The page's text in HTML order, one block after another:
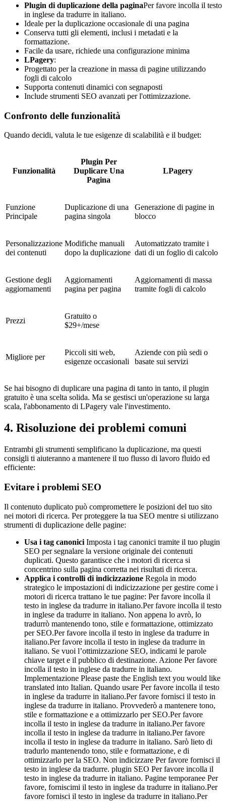
Plugin di duplicazione della paginaPer favore incolla il testo
in inglese da tradurre in italiano.
Ideale per la duplicazione occasionale di una pagina
Conserva tutti gli elementi, inclusi i metadati e la
formattazione.
Facile da usare, richiede una configurazione minima
LPagery:
Progettato per la creazione in massa di pagine utilizzando
fogli di calcolo
Supporta contenuti dinamici con segnaposti
Include strumenti SEO avanzati per l'ottimizzazione.
Confronto delle funzionalità
Quando decidi, valuta le tue esigenze di scalabilità e il budget:
Funzionalità
Plugin Per
Duplicare Una
Pagina
LPagery
Funzione
Principale
Duplicazione di una
pagina singola
Generazione di pagine in
blocco
Personalizzazione
dei contenuti
Modifiche manuali
dopo la duplicazione
Automatizzato tramite i
dati di un foglio di calcolo
Gestione degli
aggiornamenti
Aggiornamenti
pagina per pagina
Aggiornamenti di massa
tramite fogli di calcolo
Prezzi
Gratuito o
$29+/mese
Migliore per
Piccoli siti web,
esigenze occasionali
Aziende con più sedi o
basate sui servizi
Se hai bisogno di duplicare una pagina di tanto in tanto, il plugin
gratuito è una scelta solida. Ma se gestisci un'operazione su larga
scala, l'abbonamento di LPagery vale l'investimento.
4. Risoluzione dei problemi comuni
Entrambi gli strumenti semplificano la duplicazione, ma questi
consigli ti aiuteranno a mantenere il tuo flusso di lavoro fluido ed
efficiente:
Evitare i problemi SEO
Il contenuto duplicato può compromettere le posizioni del tuo sito
nei motori di ricerca. Per proteggere la tua SEO mentre si utilizzano
strumenti di duplicazione delle pagine:
Usa i tag canonici Imposta i tag canonici tramite il tuo plugin
SEO per segnalare la versione originale dei contenuti
duplicati. Questo garantisce che i motori di ricerca si
concentrino sulla pagina corretta nei risultati di ricerca.
Applica i controlli di indicizzazione Regola in modo
strategico le impostazioni di indicizzazione per gestire come i
motori di ricerca trattano le tue pagine: Per favore incolla il
testo in inglese da tradurre in italiano.Per favore incolla il testo
in inglese da tradurre in italiano. Non appena lo avrò, lo
tradurrò mantenendo tono, stile e formattazione, ottimizzato
per SEO.Per favore incolla il testo in inglese da tradurre in
italiano.Per favore incolla il testo in inglese da tradurre in
italiano. Se vuoi l’ottimizzazione SEO, indicami le parole
chiave target e il pubblico di destinazione. Azione Per favore
incolla il testo in inglese da tradurre in italiano.
Implementazione Please paste the English text you would like
translated into Italian. Quando usare Per favore incolla il testo
in inglese da tradurre in italiano.Per favore fornisci il testo in
inglese da tradurre in italiano. Provvederò a mantenere tono,
stile e formattazione e a ottimizzarlo per SEO.Per favore
incolla il testo in inglese da tradurre in italiano.Per favore
incolla il testo in inglese da tradurre in italiano.Per favore
incolla il testo in inglese da tradurre in italiano. Sarò lieto di
tradurlo mantenendo tono, stile e formattazione, e di
ottimizzarlo per la SEO. Non indicizzare Per favore fornisci il
testo in inglese da tradurre. plugin SEO Per favore incolla il
testo in inglese da tradurre in italiano. Pagine temporanee Per
favore, forniscimi il testo in inglese da tradurre in italiano.Per
favore fornisci il testo in inglese da tradurre in italiano.Per